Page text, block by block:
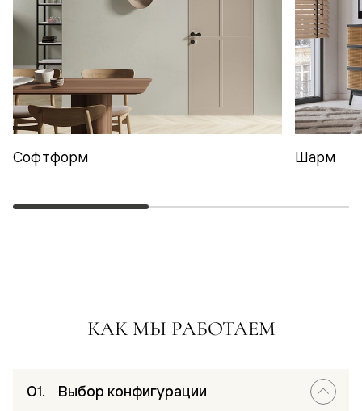
Софтформ Шарм
КАК МЫ РАБОТАЕМ
Выбор конфигурации